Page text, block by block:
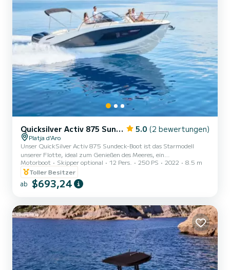
Quicksilver Activ 875 Sundeck 5.0 (2 bewertungen)
Platja d'Aro
Unser QuickSilver Activ 875 Sundeck-Boot ist das Starmodell
unserer Flotte, ideal zum Genießen des Meeres, ein
leistungsstarkes und wendiges Boot, ausgestattet mit 2 Motoren
mit jeweils 250 PS. Es verfügt über eine sportliche
Außenausstattung, eine Kabine für 4 Personen mit Bad und
Dusche, 2 Kühlschränke, Mikrowelle, elektrische Ankerwinde, Bug-
Möchten Sie es überprüfen? ? Nehmen Sie bis zu 12 Personen an
Bord auf und genießen Sie die Pr...
Motorboot Skipper optional 12 Pers. 250 PS 2022
8.5 m
Toller Besitzer
ab $693,24